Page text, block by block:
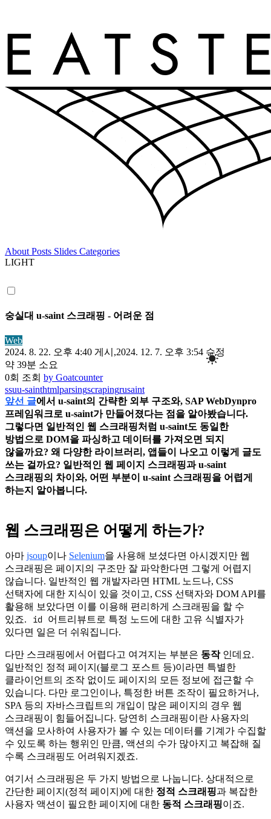
About Posts Slides Categories
LIGHT
숭실대 u-saint 스크래핑 - 어려운 점
Web
2024. 8. 22. 오후 4:40 게시,2024. 12. 7. 오후 3:54 수정
약 39분 소요
0회 조회 by Goatcounter
ssuu-sainthtmlparsingscrapingrusaint
앞선 글에서 u-saint의 간략한 외부 구조와, SAP WebDynpro
프레임워크로 u-saint가 만들어졌다는 점을 알아봤습니다.
그렇다면 일반적인 웹 스크래핑처럼 u-saint도 동일한
방법으로 DOM을 파싱하고 데이터를 가져오면 되지
않을까요? 왜 다양한 라이브러리, 앱들이 나오고 이렇게 글도
쓰는 걸까요? 일반적인 웹 페이지 스크래핑과 u-saint
스크래핑의 차이와, 어떤 부분이 u-saint 스크래핑을 어렵게
하는지 알아봅니다.
웹 스크래핑은 어떻게 하는가?
아마 jsoup이나 Selenium을 사용해 보셨다면 아시겠지만 웹
스크래핑은 페이지의 구조만 잘 파악한다면 그렇게 어렵지
않습니다. 일반적인 웹 개발자라면 HTML 노드나, CSS
선택자에 대한 지식이 있을 것이고, CSS 선택자와 DOM API를
활용해 보았다면 이를 이용해 편리하게 스크래핑을 할 수
있죠.
id
어트리뷰트로 특정 노드에 대한 고유 식별자가
있다면 일은 더 쉬워집니다.
다만 스크래핑에서 어렵다고 여겨지는 부분은 동작인데요.
일반적인 정적 페이지(블로그 포스트 등)이라면 특별한
클라이언트의 조작 없이도 페이지의 모든 정보에 접근할 수
있습니다. 다만 로그인이나, 특정한 버튼 조작이 필요하거나,
SPA 등의 자바스크립트의 개입이 많은 페이지의 경우 웹
스크래핑이 힘들어집니다. 당연히 스크래핑이란 사용자의
액션을 모사하여 사용자가 볼 수 있는 데이터를 기계가 수집할
수 있도록 하는 행위인 만큼, 액션의 수가 많아지고 복잡해 질
수록 스크래핑도 어려워지겠죠.
여기서 스크래핑은 두 가지 방법으로 나눕니다. 상대적으로
간단한 페이지(정적 페이지)에 대한 정적 스크래핑과 복잡한
사용자 액션이 필요한 페이지에 대한 동적 스크래핑이죠.